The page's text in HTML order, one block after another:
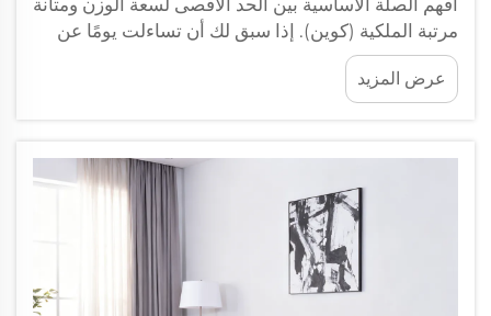
افهم الصلة الأساسية بين الحد الأقصى لسعة الوزن ومتانة
مرتبة الملكية (كوين). إذا سبق لك أن تساءلت يومًا عن
سبب انهيار بعض المراتب ذات الحجم الملكي (كوين)
خلال أشهر بينما تدوم أخرى لسنوات عديدة، فإن الإجابة
تكون في الغالب مرتبطة بسعة الوزن المسموح بها —
عرض المزيد